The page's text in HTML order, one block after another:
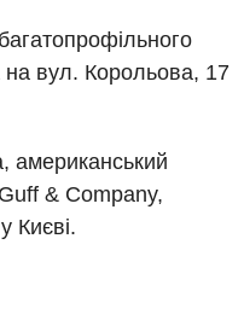
вул. Корольова, 17
американський
& Company,
Києві.